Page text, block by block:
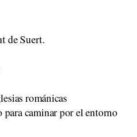
de Suert.
románicas
para caminar por el entorno